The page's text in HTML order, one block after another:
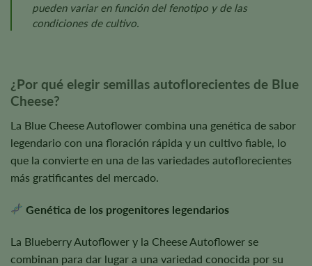
pueden variar en función del fenotipo y de las
condiciones de cultivo.
¿Por qué elegir semillas autoflorecientes de Blue
Cheese?
La Blue Cheese Autoflower combina una genética de sabor
legendario con una floración rápida y un cultivo fiable, lo
que la convierte en una de las variedades autoflorecientes
más gratificantes del mercado.
Genética de los progenitores legendarios
La Blueberry Autoflower y la Cheese Autoflower se
combinan para dar lugar a una variedad conocida por su